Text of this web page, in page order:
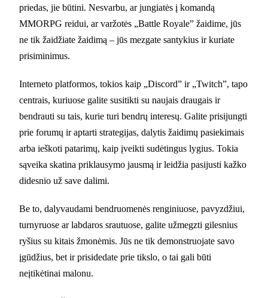
priedas, jie būtini. Nesvarbu, ar jungiatės į komandą
MMORPG reidui, ar varžotės „Battle Royale” žaidime, jūs
ne tik žaidžiate žaidimą – jūs mezgate santykius ir kuriate
prisiminimus.
Interneto platformos, tokios kaip „Discord” ir „Twitch”, tapo
centrais, kuriuose galite susitikti su naujais draugais ir
bendrauti su tais, kurie turi bendrų interesų. Galite prisijungti
prie forumų ir aptarti strategijas, dalytis žaidimų pasiekimais
arba ieškoti patarimų, kaip įveikti sudėtingus lygius. Tokia
sąveika skatina priklausymo jausmą ir leidžia pasijusti kažko
didesnio už save dalimi.
Be to, dalyvaudami bendruomenės renginiuose, pavyzdžiui,
turnyruose ar labdaros srautuose, galite užmegzti gilesnius
ryšius su kitais žmonėmis. Jūs ne tik demonstruojate savo
įgūdžius, bet ir prisidedate prie tikslo, o tai gali būti
neįtikėtinai malonu.